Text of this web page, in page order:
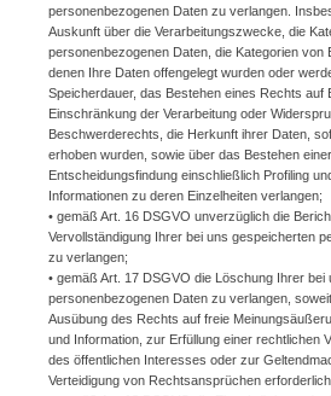
personenbezogenen Daten zu verlangen.
Auskunft über die Verarbeitungszwecke, die
personenbezogenen Daten, die Kategorien von
denen Ihre Daten offengelegt wurden oder
Speicherdauer, das Bestehen eines Rechts auf
Einschränkung der Verarbeitung oder
Beschwerderechts, die Herkunft ihrer Daten,
erhoben wurden, sowie über das Bestehen
Entscheidungsfindung einschließlich Profiling
Informationen zu deren Einzelheiten verlangen;
• gemäß Art. 16 DSGVO unverzüglich die
Vervollständigung Ihrer bei uns gespeicherten
zu verlangen;
• gemäß Art. 17 DSGVO die Löschung Ihrer bei
personenbezogenen Daten zu verlangen,
Ausübung des Rechts auf freie
und Information, zur Erfüllung einer rechtlichen
des öffentlichen Interesses oder zur
Verteidigung von Rechtsansprüchen